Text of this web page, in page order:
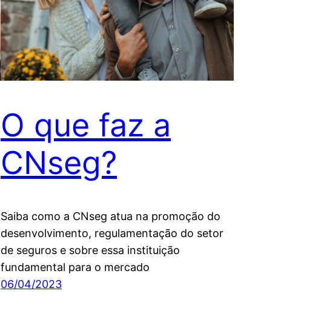
O que faz a
CNseg?
Saiba como a CNseg atua na promoção do
desenvolvimento, regulamentação do setor
de seguros e sobre essa instituição
fundamental para o mercado
06/04/2023